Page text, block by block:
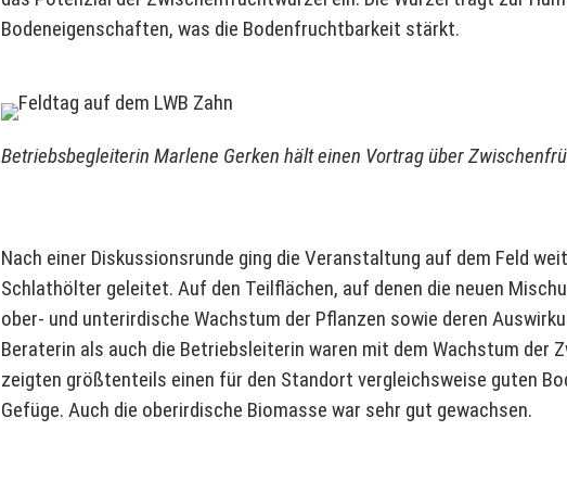
Bodeneigenschaften, was die Bodenfruchtbarkeit stärkt.
Betriebsbegleiterin Marlene Gerken hält einen Vortrag über
Nach einer Diskussionsrunde ging die Veranstaltung auf dem Feld
Schlathölter geleitet. Auf den Teilflächen, auf denen die neuen
ober- und unterirdische Wachstum der Pflanzen sowie deren
Beraterin als auch die Betriebsleiterin waren mit dem Wachstum der
zeigten größtenteils einen für den Standort vergleichsweise guten
Gefüge. Auch die oberirdische Biomasse war sehr gut gewachsen.